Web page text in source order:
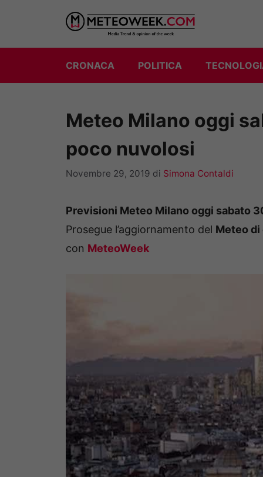
contenuto
CRONACA POLITICA
Meteo Milano oggi
poco nuvolosi
Novembre 29, 2019 di Simona Contaldi
Previsioni Meteo Milano oggi sabato
Prosegue l’aggiornamento del Meteo di
con MeteoWeek